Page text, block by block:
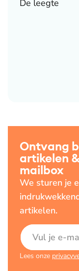
De leegte
Ontvang
artikelen
mailbox
We sturen je
artikelen.
E-mailadres
Lees onze